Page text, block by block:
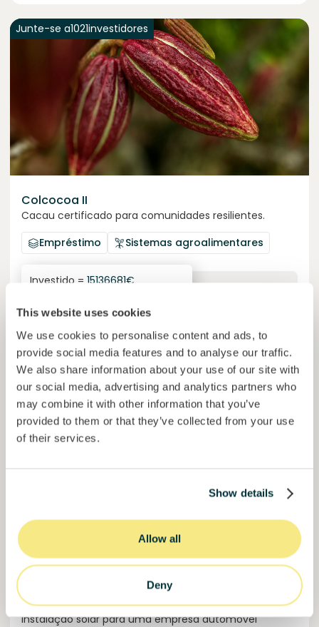
This website uses cookies
We use cookies to personalise content and ads, to
provide social media features and to analyse our traffic.
We also share information about your use of our site with
our social media, advertising and analytics partners who
may combine it with other information that you’ve
provided to them or that they’ve collected from your use
of their services.
Show details
Allow all
Deny
Junte-se a1021investidores
Colcocoa II
Cacau certificado para comunidades resilientes.
Empréstimo
Sistemas agroalimentares
6.1%
Investido = 15136681€
Já mais de metade financiado. Não perca. do objetivo
Manizales 30000000€
target
Financiado
Solcor Solar IX
Instalação solar para uma empresa automóvel